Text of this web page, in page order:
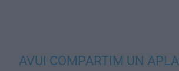
AVUI COMPARTIM UN